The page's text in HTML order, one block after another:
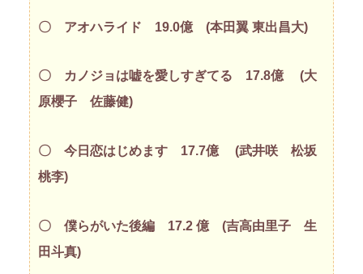
〇 アオハライド 19.0億 (本田翼 東出昌大)
〇 カノジョは嘘を愛しすぎてる 17.8億 (大
原櫻子 佐藤健)
〇 今日恋はじめます 17.7億 (武井咲 松坂
桃李)
〇 僕らがいた後編 17.2 億 (吉高由里子 生
田斗真)